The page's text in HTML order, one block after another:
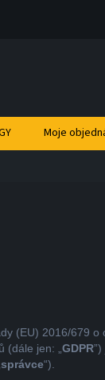
Moje
(EU) 2016/679 o
jen: „ GDPR
správce“).